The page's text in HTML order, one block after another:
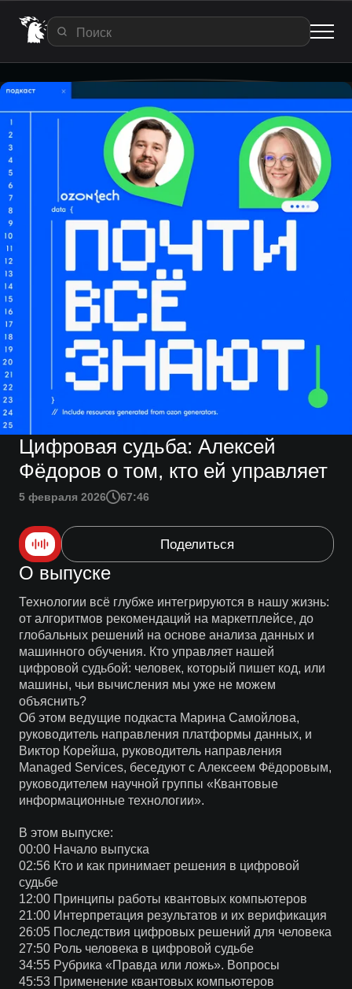
Цифровая судьба: Алексей
Фёдоров о том, кто ей управляет
5 февраля 2026 67:46
Поделиться
О выпуске
Технологии всё глубже интегрируются в нашу жизнь:
от алгоритмов рекомендаций на маркетплейсе, до
глобальных решений на основе анализа данных и
машинного обучения. Кто управляет нашей
цифровой судьбой: человек, который пишет код, или
машины, чьи вычисления мы уже не можем
объяснить?
Об этом ведущие подкаста Марина Самойлова,
руководитель направления платформы данных, и
Виктор Корейша, руководитель направления
Managed Services, беседуют с Алексеем Фёдоровым,
руководителем научной группы «Квантовые
информационные технологии».
В этом выпуске:
00:00 Начало выпуска
02:56 Кто и как принимает решения в цифровой
судьбе
12:00 Принципы работы квантовых компьютеров
21:00 Интерпретация результатов и их верификация
26:05 Последствия цифровых решений для человека
27:50 Роль человека в цифровой судьбе
34:55 Рубрика «Правда или ложь». Вопросы
45:53 Применение квантовых компьютеров